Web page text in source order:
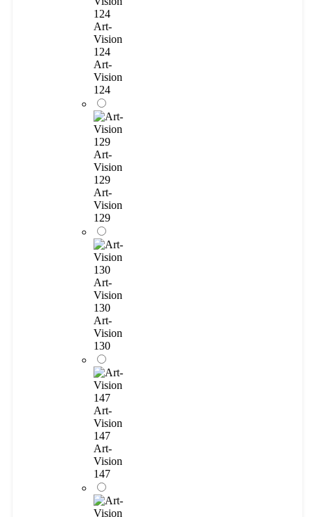
Art-
Vision
124
Art-
Vision
124
Art-
Vision
129
Art-
Vision
129
Art-
Vision
130
Art-
Vision
130
Art-
Vision
147
Art-
Vision
147